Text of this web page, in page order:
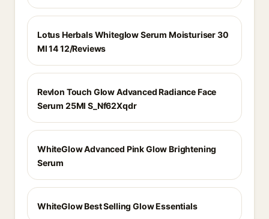
Lotus Herbals Whiteglow Serum Moisturiser 30
Ml 14 12/Reviews
Revlon Touch Glow Advanced Radiance Face
Serum 25Ml S_Nf62Xqdr
WhiteGlow Advanced Pink Glow Brightening
Serum
WhiteGlow Best Selling Glow Essentials